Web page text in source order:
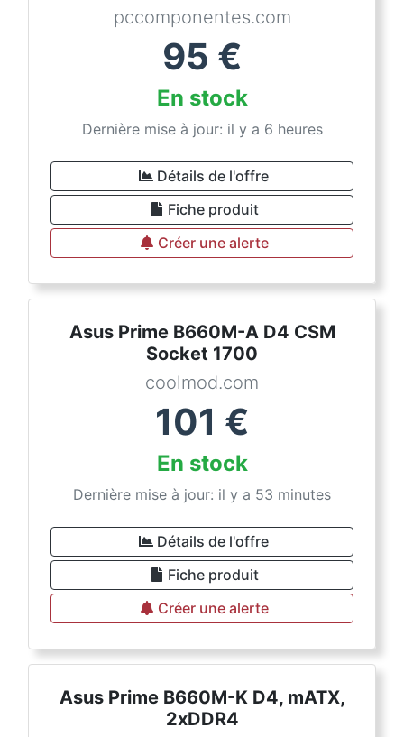
pccomponentes.com
95 €
En stock
Dernière mise à jour: il y a 6 heures
Détails de l'offre
Fiche produit
Créer une alerte
Asus Prime B660M-A D4 CSM
Socket 1700
coolmod.com
101 €
En stock
Dernière mise à jour: il y a 53 minutes
Détails de l'offre
Fiche produit
Créer une alerte
Asus Prime B660M-K D4, mATX,
2xDDR4